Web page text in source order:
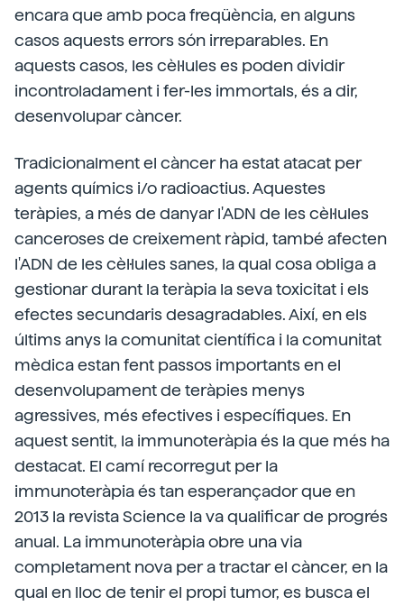
encara que amb poca freqüència, en alguns
casos aquests errors són irreparables. En
aquests casos, les cèl·lules es poden dividir
incontroladament i fer-les immortals, és a dir,
desenvolupar càncer.
Tradicionalment el càncer ha estat atacat per
agents químics i/o radioactius. Aquestes
teràpies, a més de danyar l'ADN de les cèl·lules
canceroses de creixement ràpid, també afecten
l'ADN de les cèl·lules sanes, la qual cosa obliga a
gestionar durant la teràpia la seva toxicitat i els
efectes secundaris desagradables. Així, en els
últims anys la comunitat científica i la comunitat
mèdica estan fent passos importants en el
desenvolupament de teràpies menys
agressives, més efectives i específiques. En
aquest sentit, la immunoteràpia és la que més ha
destacat. El camí recorregut per la
immunoteràpia és tan esperançador que en
2013 la revista Science la va qualificar de progrés
anual. La immunoteràpia obre una via
completament nova per a tractar el càncer, en la
qual en lloc de tenir el propi tumor, es busca el